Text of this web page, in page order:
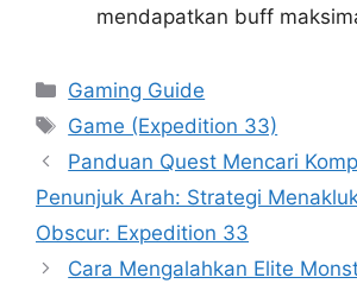
mendapatkan buff
Categories
Gaming Guide
Tags
Game (Expedition 33)
Panduan Quest Mencari
Penunjuk Arah: Strategi
Obscur: Expedition 33
Cara Mengalahkan Elite